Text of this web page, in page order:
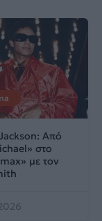
Από
στο
με τον